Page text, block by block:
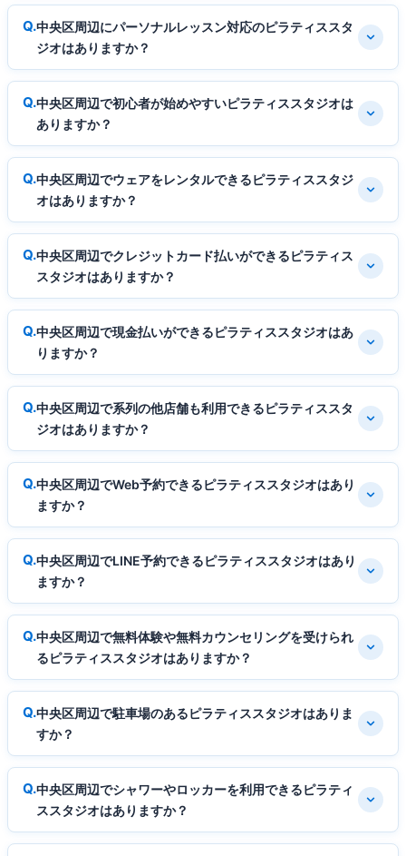
中央区周辺にパーソナルレッスン対応のピラティススタ
ジオはありますか？
中央区周辺で初心者が始めやすいピラティススタジオは
ありますか？
中央区周辺でウェアをレンタルできるピラティススタジ
オはありますか？
中央区周辺でクレジットカード払いができるピラティス
スタジオはありますか？
中央区周辺で現金払いができるピラティススタジオはあ
りますか？
中央区周辺で系列の他店舗も利用できるピラティススタ
ジオはありますか？
中央区周辺でWeb予約できるピラティススタジオはあり
ますか？
中央区周辺でLINE予約できるピラティススタジオはあり
ますか？
中央区周辺で無料体験や無料カウンセリングを受けられ
るピラティススタジオはありますか？
中央区周辺で駐車場のあるピラティススタジオはありま
すか？
中央区周辺でシャワーやロッカーを利用できるピラティ
ススタジオはありますか？